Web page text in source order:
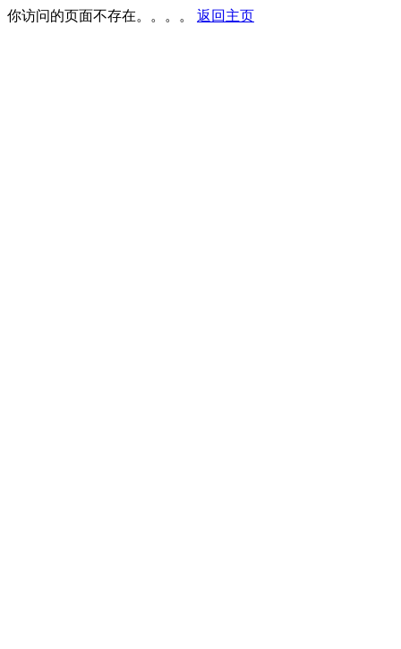
你访问的页面不存在。。。。 返回主页